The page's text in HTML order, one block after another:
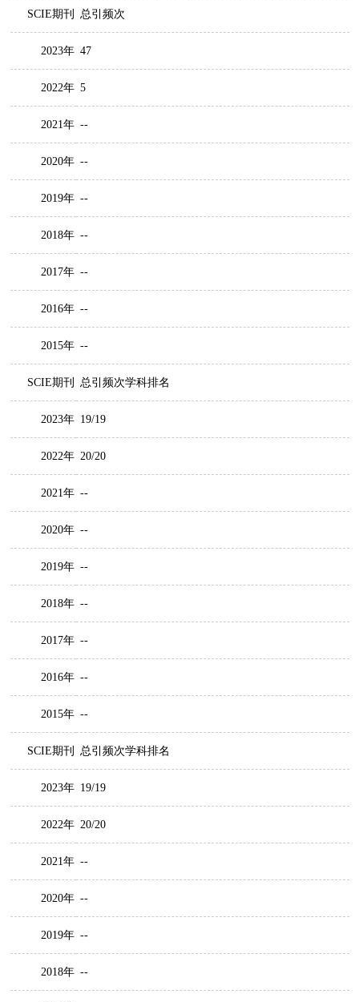
SCIE期刊 总引频次
2023年 47
2022年 5
2021年 --
2020年 --
2019年 --
2018年 --
2017年 --
2016年 --
2015年 --
SCIE期刊 总引频次学科排名
2023年 19/19
2022年 20/20
2021年 --
2020年 --
2019年 --
2018年 --
2017年 --
2016年 --
2015年 --
SCIE期刊 总引频次学科排名
2023年 19/19
2022年 20/20
2021年 --
2020年 --
2019年 --
2018年 --